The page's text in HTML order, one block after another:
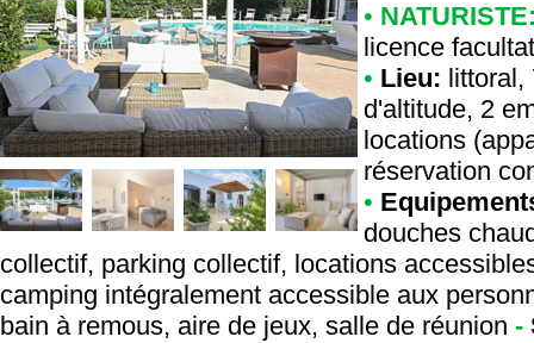
•
licence
• Lieu: littoral,
d'altitude, 2
locations
réservation
•
douches
collectif, parking collectif, locations
camping intégralement accessible aux
bain à remous, aire de jeux, salle de réunion -